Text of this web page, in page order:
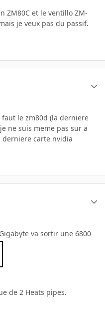
ZM80C et le ventillo ZM-
je veux pas du passif.
le zm80d (la derniere
ne suis meme pas sur a
derniere carte nvidia
va sortir une 6800
de 2 Heats pipes.